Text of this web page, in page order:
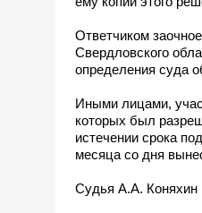
Ответчиком
Свердловского
определения суда
Иными лицами,
которых был
истечении срока
месяца со дня
Судья А.А. Коняхин